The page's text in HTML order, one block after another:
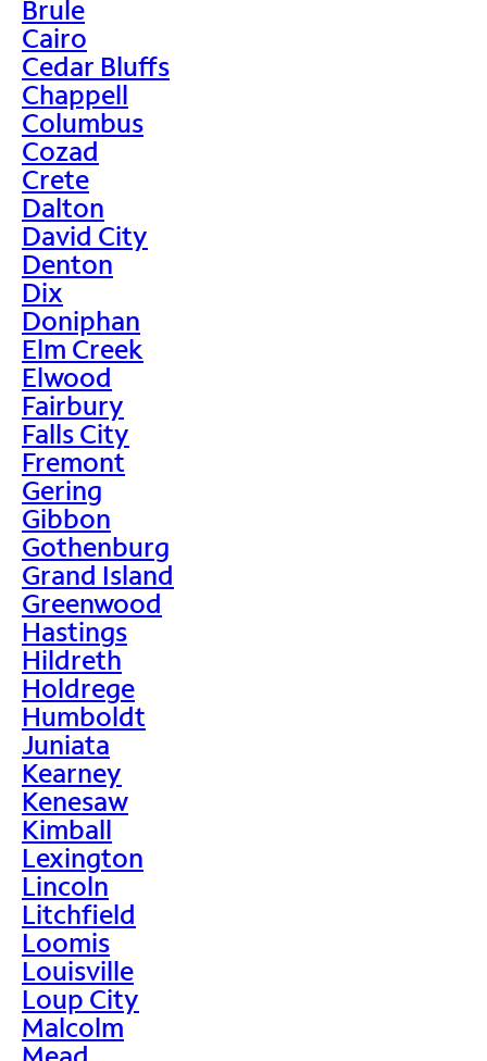
Brule
Cairo
Cedar Bluffs
Chappell
Columbus
Cozad
Crete
Dalton
David City
Denton
Dix
Doniphan
Elm Creek
Elwood
Fairbury
Falls City
Fremont
Gering
Gibbon
Gothenburg
Grand Island
Greenwood
Hastings
Hildreth
Holdrege
Humboldt
Juniata
Kearney
Kenesaw
Kimball
Lexington
Lincoln
Litchfield
Loomis
Louisville
Loup City
Malcolm